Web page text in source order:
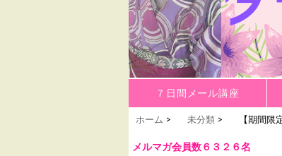
７日間メール講座
ホーム > 未分類 > 【期間
メルマガ会員数６３２６名